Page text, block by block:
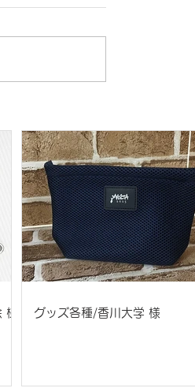
グッズ各種/香川大学 様